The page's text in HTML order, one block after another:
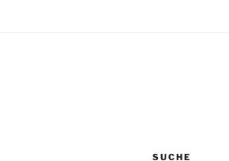
SUCHE